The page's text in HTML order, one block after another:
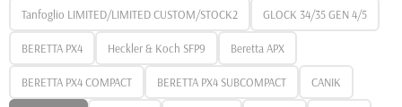
Tanfoglio LIMITED/LIMITED CUSTOM/STOCK2 GLOCK 34/35 GEN 4/5
BERETTA PX4 Heckler & Koch SFP9 Beretta APX
BERETTA PX4 COMPACT BERETTA PX4 SUBCOMPACT CANIK